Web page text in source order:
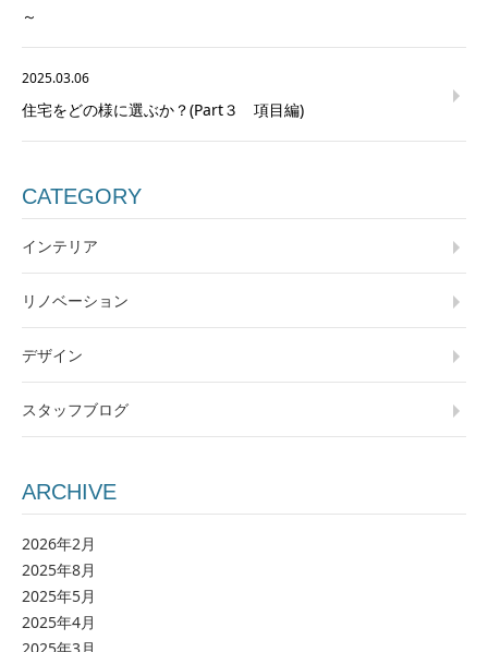
～
2025.03.06
住宅をどの様に選ぶか？(Part３ 項目編)
CATEGORY
インテリア
リノベーション
デザイン
スタッフブログ
ARCHIVE
2026年2月
2025年8月
2025年5月
2025年4月